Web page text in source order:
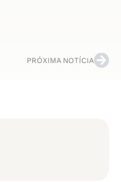
PRÓXIMA NOTÍCIA